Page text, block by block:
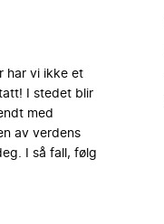
har vi ikke et
I stedet blir
med
av verdens
I så fall, følg